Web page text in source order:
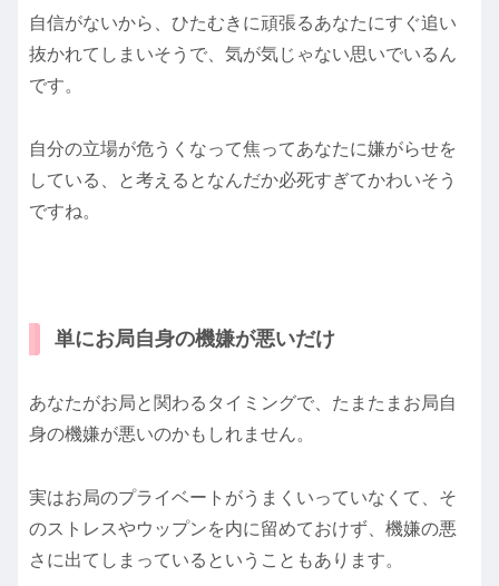
自信がないから、ひたむきに頑張るあなたにすぐ追い
抜かれてしまいそうで、気が気じゃない思いでいるん
です。
自分の立場が危うくなって焦ってあなたに嫌がらせを
している、と考えるとなんだか必死すぎてかわいそう
ですね。
単にお局自身の機嫌が悪いだけ
あなたがお局と関わるタイミングで、たまたまお局自
身の機嫌が悪いのかもしれません。
実はお局のプライベートがうまくいっていなくて、そ
のストレスやウップンを内に留めておけず、機嫌の悪
さに出てしまっているということもあります。